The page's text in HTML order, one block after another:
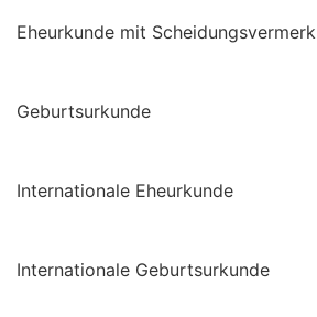
Eheurkunde mit Scheidungsvermerk
Geburtsurkunde
Internationale Eheurkunde
Internationale Geburtsurkunde